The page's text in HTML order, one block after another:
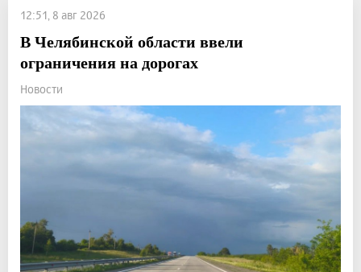
12:51, 8 авг 2026
В Челябинской области ввели
ограничения на дорогах
Новости